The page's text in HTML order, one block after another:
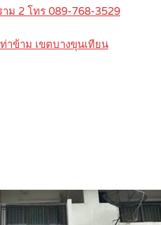
าม 2 โทร 089-768-3529
าข้าม เขตบางขุนเทียน